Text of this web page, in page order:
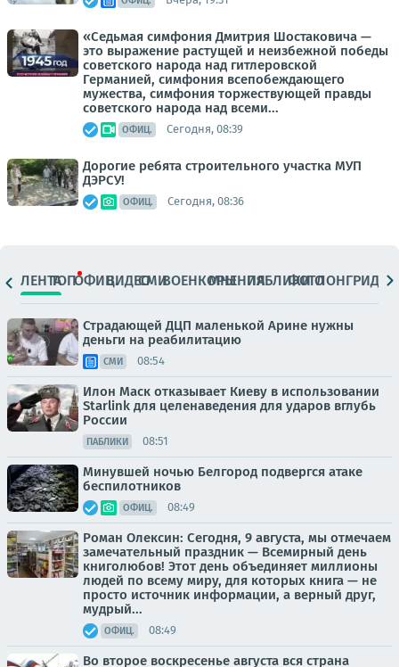
«Седьмая симфония Дмитрия Шостаковича —
это выражение растущей и неизбежной победы
советского народа над гитлеровской
Германией, симфония всепобеждающего
мужества, симфония торжествующей правды
советского народа над всеми...
ОФИЦ. Сегодня, 08:39
Дорогие ребята строительного участка МУП
ДЭРСУ!
ОФИЦ. Сегодня, 08:36
ЛЕНТАТОПОФИЦ.ВИДЕОСМИВОЕНКОРЫМНЕНИЯПАБЛИКИ
ФОТОЛОНГРИДЫ
Страдающей ДЦП маленькой Арине нужны
деньги на реабилитацию
СМИ 08:54
Илон Маск отказывает Киеву в использовании
Starlink для целенаведения для ударов вглубь
России
ПАБЛИКИ 08:51
Минувшей ночью Белгород подвергся атаке
беспилотников
ОФИЦ. 08:49
Роман Олексин: Сегодня, 9 августа, мы отмечаем
замечательный праздник — Всемирный день
книголюбов! Этот день объединяет миллионы
людей по всему миру, для которых книга — не
просто источник информации, а верный друг,
мудрый...
ОФИЦ. 08:49
Во второе воскресенье августа вся страна